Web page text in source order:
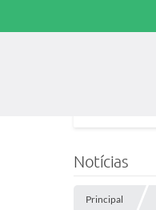
Notícias
Principal